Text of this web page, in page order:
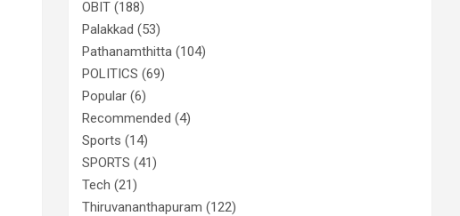
OBIT (188)
Palakkad (53)
Pathanamthitta (104)
POLITICS (69)
Popular (6)
Recommended (4)
Sports (14)
SPORTS (41)
Tech (21)
Thiruvananthapuram (122)